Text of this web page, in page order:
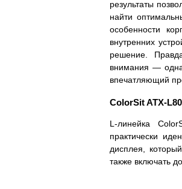
результаты
найти
особенности
внутренних
решение.
внимания —
впечатляющий
ColorSit ATX-
L-линейка
практически
дисплея,
также включать